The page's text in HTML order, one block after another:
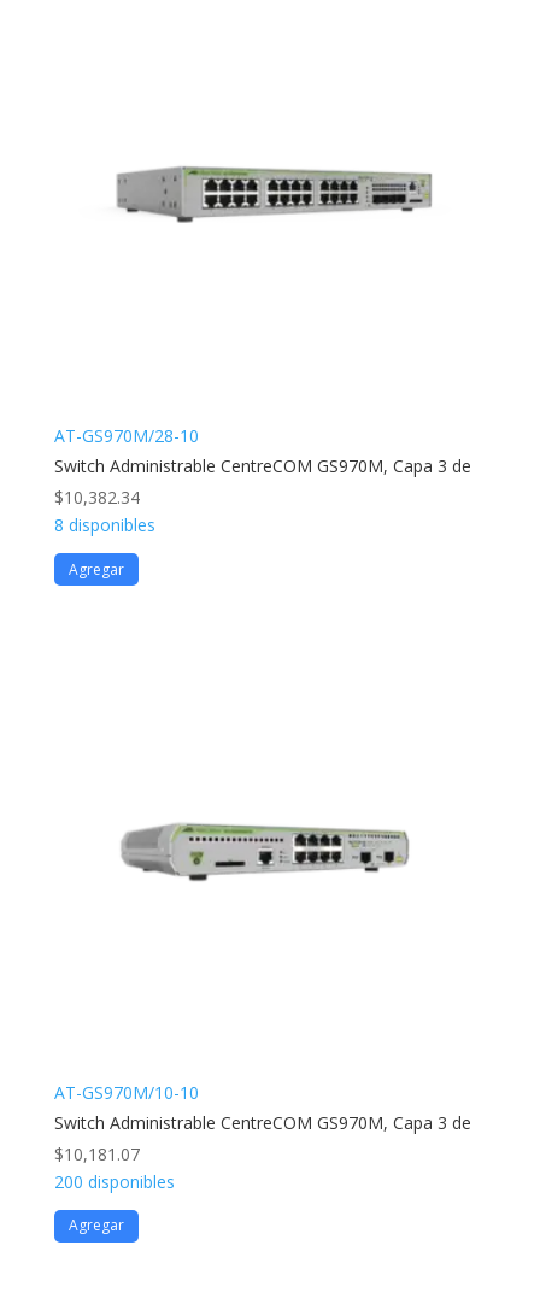
AT-GS970M/28-10
Switch Administrable CentreCOM GS970M, Capa 3 de
$10,382.34
8 disponibles
Agregar
AT-GS970M/10-10
Switch Administrable CentreCOM GS970M, Capa 3 de
$10,181.07
200 disponibles
Agregar